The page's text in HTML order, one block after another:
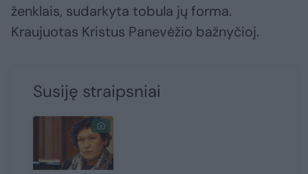
ženklais, sudarkyta tobula jų forma.
Kraujuotas Kristus Panevėžio bažnyčioj.
Susiję straipsniai